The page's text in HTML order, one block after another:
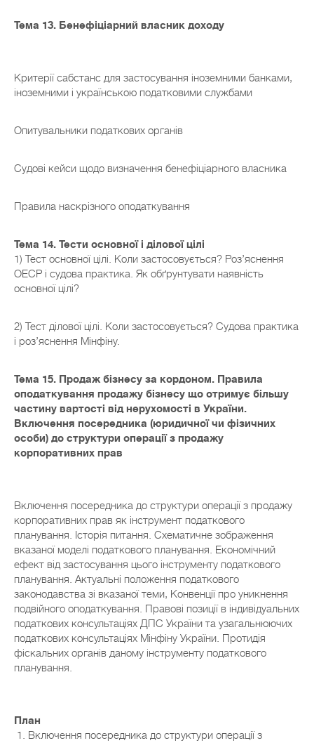
Тема 13. Бенефіціарний власник доходу
Критерії сабстанс для застосування іноземними банками,
іноземними і українською податковими службами
Опитувальники податкових органів
Судові кейси щодо визначення бенефіціарного власника
Правила наскрізного оподаткування
Тема 14. Тести основної і ділової цілі
1) Тест основної цілі. Коли застосовується? Роз’яснення
ОЕСР і судова практика. Як обґрунтувати наявність
основної цілі?
2) Тест ділової цілі. Коли застосовується? Судова практика
і роз’яснення Мінфіну.
Тема 15. Продаж бізнесу за кордоном. Правила
оподаткування продажу бізнесу що отримує більшу
частину вартості від нерухомості в України.
Включення посередника (юридичної чи фізичних
особи) до структури операції з продажу
корпоративних прав
Включення посередника до структури операції з продажу
корпоративних прав як інструмент податкового
планування. Історія питання. Схематичне зображення
вказаної моделі податкового планування. Економічний
ефект від застосування цього інструменту податкового
планування. Актуальні положення податкового
законодавства зі вказаної теми, Конвенції про уникнення
подвійного оподаткування. Правові позиції в індивідуальних
податкових консультаціях ДПС України та узагальнюючих
податкових консультаціях Мінфіну України. Протидія
фіскальних органів даному інструменту податкового
планування.
План
1. Включення посередника до структури операції з